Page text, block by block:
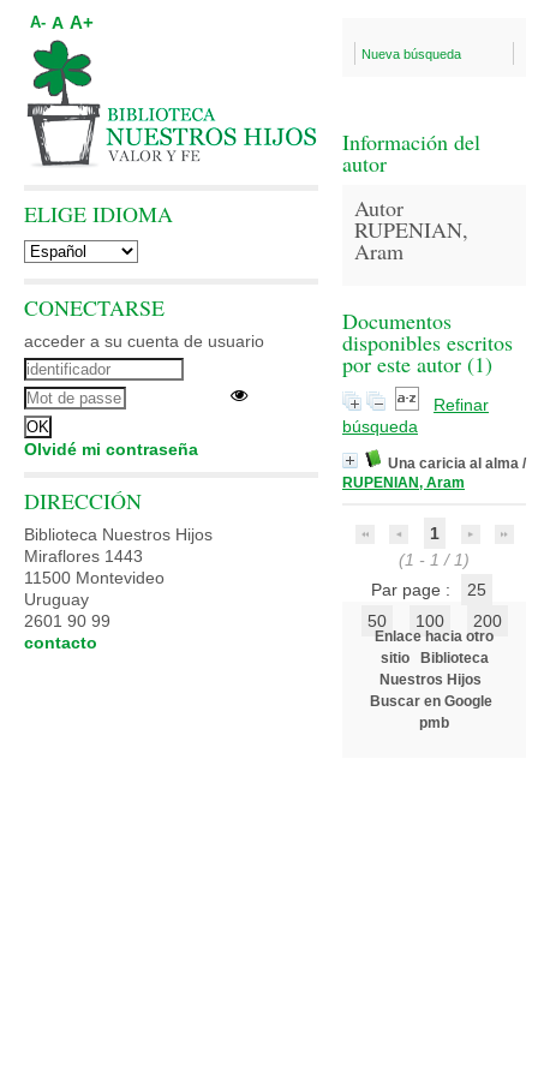
Nueva búsqueda
Información del
autor
Autor
RUPENIAN,
Aram
Documentos
disponibles escritos
por este autor (1)
Refinar
búsqueda
Una caricia al alma /
RUPENIAN, Aram
1
(1 - 1 / 1)
Par page :
25
50
100 200
Enlace hacia otro
sitio
Biblioteca
Nuestros Hijos
Buscar en Google
pmb
A- A A+
ELIGE IDIOMA
CONECTARSE
acceder a su cuenta de usuario
Olvidé mi contraseña
DIRECCIÓN
Biblioteca Nuestros Hijos
Miraflores 1443
11500 Montevideo
Uruguay
2601 90 99
contacto